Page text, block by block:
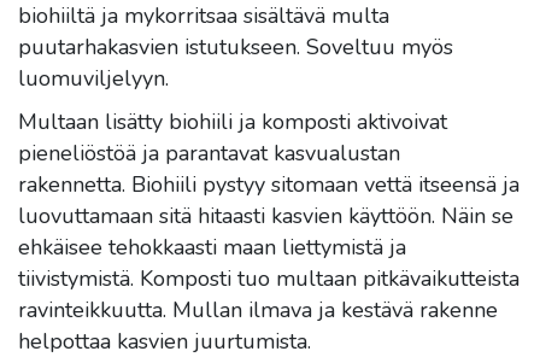
biohiiltä ja mykorritsaa sisältävä multa
puutarhakasvien istutukseen. Soveltuu myös
luomuviljelyyn.
Multaan lisätty biohiili ja komposti aktivoivat
pieneliöstöä ja parantavat kasvualustan
rakennetta. Biohiili pystyy sitomaan vettä itseensä ja
luovuttamaan sitä hitaasti kasvien käyttöön. Näin se
ehkäisee tehokkaasti maan liettymistä ja
tiivistymistä. Komposti tuo multaan pitkävaikutteista
ravinteikkuutta. Mullan ilmava ja kestävä rakenne
helpottaa kasvien juurtumista.